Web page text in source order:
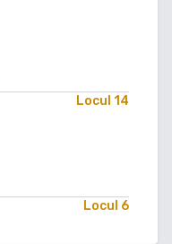
Locul 14
Locul 6